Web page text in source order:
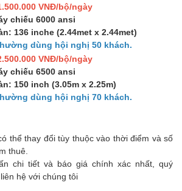
VNĐ/bộ/ngày
chiếu 6000 ansi
136 inche (2.44met x 2.44met)
dùng hội nghị 50 khách.
VNĐ/bộ/ngày
chiếu 6500 ansi
150 inch (3.05m x 2.25m)
dùng hội nghị 70 khách.
thể thay đổi tùy thuộc vào thời điểm và số
thuê.
chi tiết và báo giá chính xác nhất, quý
hệ với chúng tôi